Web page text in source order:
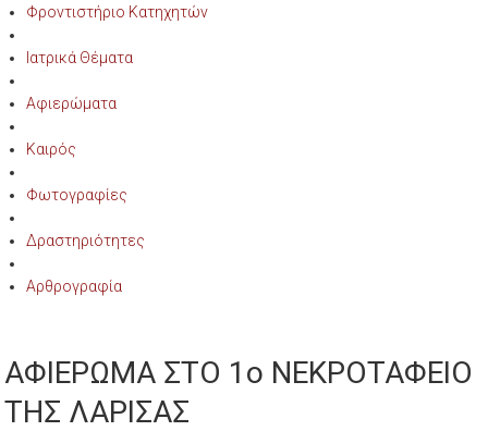
Φροντιστήριο Κατηχητών
Ιατρικά Θέματα
Αφιερώματα
Καιρός
Φωτογραφίες
Δραστηριότητες
Αρθρογραφία
ΑΦΙΕΡΩΜΑ ΣΤΟ 1ο ΝΕΚΡΟΤΑΦΕΙΟ
ΤΗΣ ΛΑΡΙΣΑΣ